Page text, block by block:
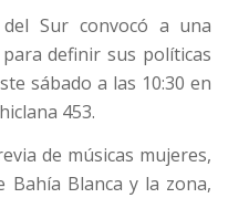
Sur convocó a una
definir sus políticas
sábado a las 10:30 en
453.
de músicas mujeres,
Bahía Blanca y la zona,